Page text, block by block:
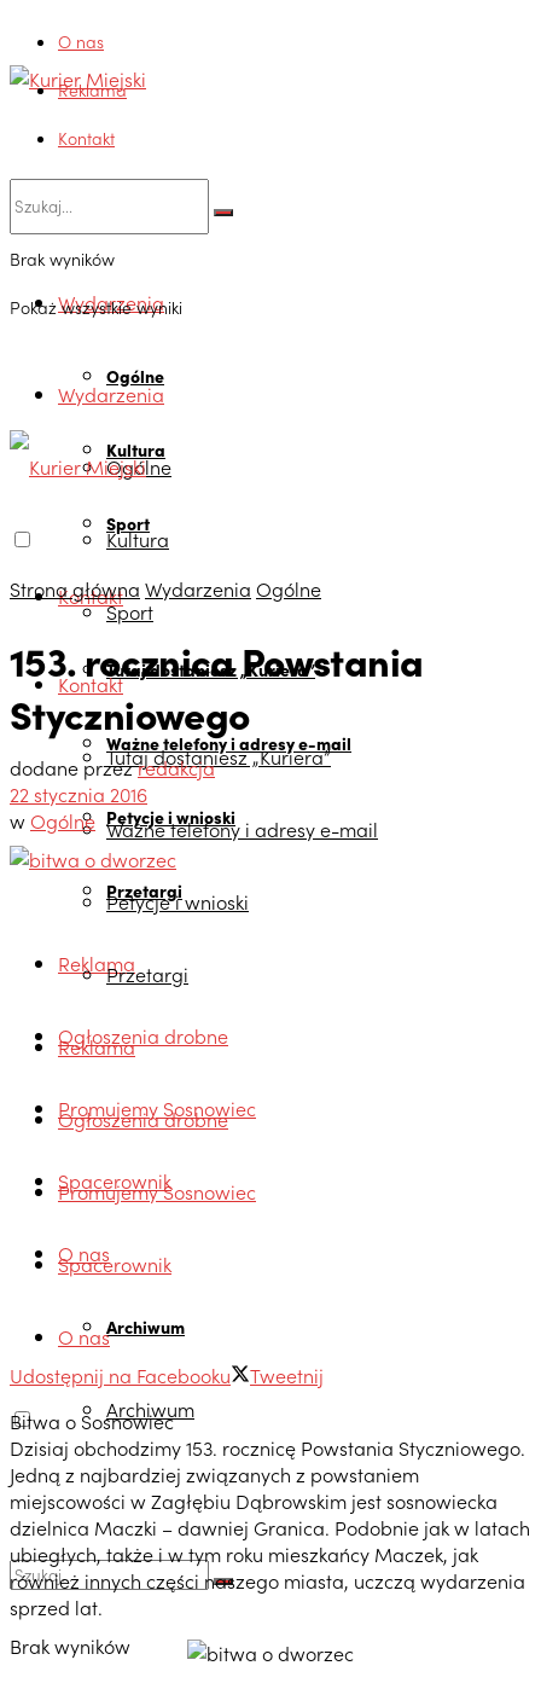
O nas
Reklama
Kontakt
Brak wyników
Pokaż wszystkie wyniki
Wydarzenia
Ogólne
Kultura
Sport
Kontakt
Tutaj dostaniesz „Kuriera”
Ważne telefony i adresy e-mail
Petycje i wnioski
Przetargi
Reklama
Ogłoszenia drobne
Promujemy Sosnowiec
Spacerownik
O nas
Archiwum
Wydarzenia
Ogólne
Kultura
Sport
Kontakt
Tutaj dostaniesz „Kuriera”
Ważne telefony i adresy e-mail
Petycje i wnioski
Przetargi
Reklama
Ogłoszenia drobne
Promujemy Sosnowiec
Spacerownik
O nas
Archiwum
Brak wyników
Strona główna Wydarzenia Ogólne
153. rocznica Powstania
Styczniowego
dodane przezredakcja
22 stycznia 2016
wOgólne
Udostępnij na Facebooku
Tweetnij
Bitwa o Sosnowiec
Dzisiaj obchodzimy 153. rocznicę Powstania Styczniowego.
Jedną z najbardziej związanych z powstaniem
miejscowości w Zagłębiu Dąbrowskim jest sosnowiecka
dzielnica Maczki – dawniej Granica. Podobnie jak w latach
ubiegłych, także i w tym roku mieszkańcy Maczek, jak
również innych części naszego miasta, uczczą wydarzenia
sprzed lat.